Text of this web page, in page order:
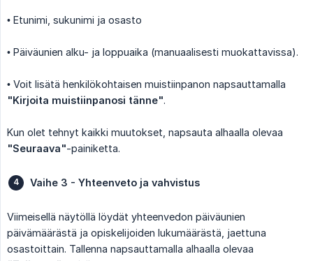
• Etunimi, sukunimi ja osasto
• Päiväunien alku- ja loppuaika (manuaalisesti muokattavissa).
• Voit lisätä henkilökohtaisen muistiinpanon napsauttamalla
"Kirjoita muistiinpanosi tänne".
Kun olet tehnyt kaikki muutokset, napsauta alhaalla olevaa
"Seuraava"-painiketta.
Vaihe 3 - Yhteenveto ja vahvistus
Viimeisellä näytöllä löydät yhteenvedon päiväunien
päivämäärästä ja opiskelijoiden lukumäärästä, jaettuna
osastoittain. Tallenna napsauttamalla alhaalla olevaa